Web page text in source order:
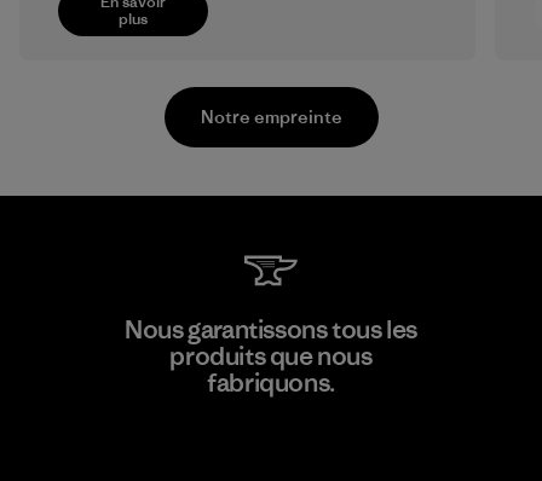
plus
Greentech Headgear Company
Limited - Chau Duc
Notre empreinte
Nous garantissons tous les
produits que nous
fabriquons.